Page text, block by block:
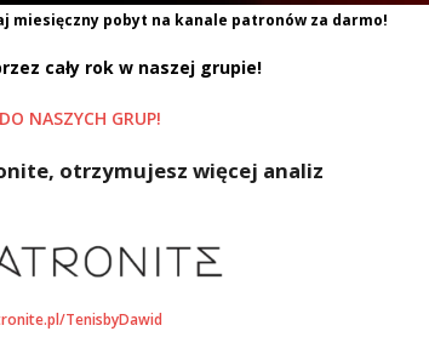
miesięczny pobyt na kanale patronów za darmo!
cały rok w naszej grupie!
NASZYCH GRUP!
otrzymujesz więcej analiz
TenisbyDawid